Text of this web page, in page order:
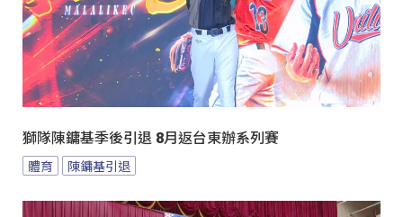
獅隊陳鏞基季後引退 8月返台東辦系列賽
體育 陳鏞基引退